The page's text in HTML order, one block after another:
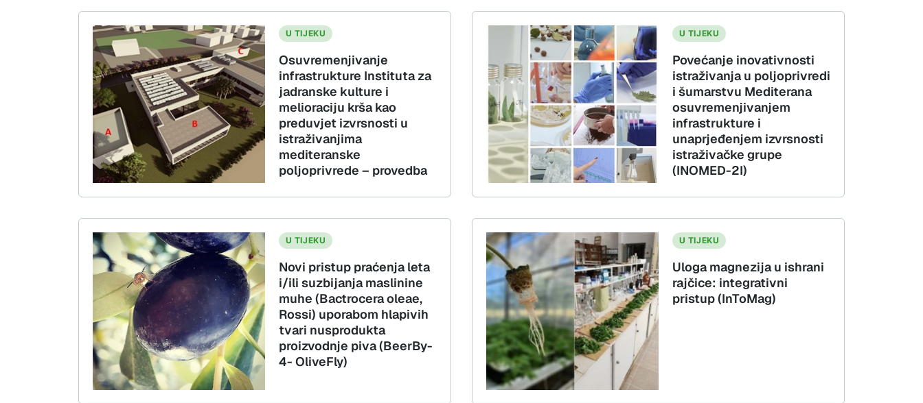
U TIJEKU
Osuvremenjivanje
infrastrukture Instituta za
jadranske kulture i
melioraciju krša kao
preduvjet izvrsnosti u
istraživanjima
mediteranske
poljoprivrede – provedba
U TIJEKU
Povećanje inovativnosti
istraživanja u poljoprivredi
i šumarstvu Mediterana
osuvremenjivanjem
infrastrukture i
unaprjeđenjem izvrsnosti
istraživačke grupe
(INOMED-2I)
U TIJEKU
Novi pristup praćenja leta
i/ili suzbijanja maslinine
muhe (Bactrocera oleae,
Rossi) uporabom hlapivih
tvari nusprodukta
proizvodnje piva (BeerBy-
4- OliveFly)
U TIJEKU
Uloga magnezija u ishrani
rajčice: integrativni
pristup (InToMag)